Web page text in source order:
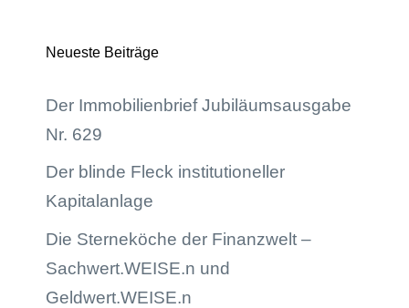
Neueste Beiträge
Der Immobilienbrief Jubiläumsausgabe
Nr. 629
Der blinde Fleck institutioneller
Kapitalanlage
Die Sterneköche der Finanzwelt –
Sachwert.WEISE.n und
Geldwert.WEISE.n